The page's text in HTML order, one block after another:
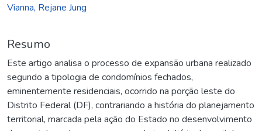
Vianna, Rejane Jung
Resumo
Este artigo analisa o processo de expansão urbana realizado
segundo a tipologia de condomínios fechados,
eminentemente residenciais, ocorrido na porção leste do
Distrito Federal (DF), contrariando a história do planejamento
territorial, marcada pela ação do Estado no desenvolvimento